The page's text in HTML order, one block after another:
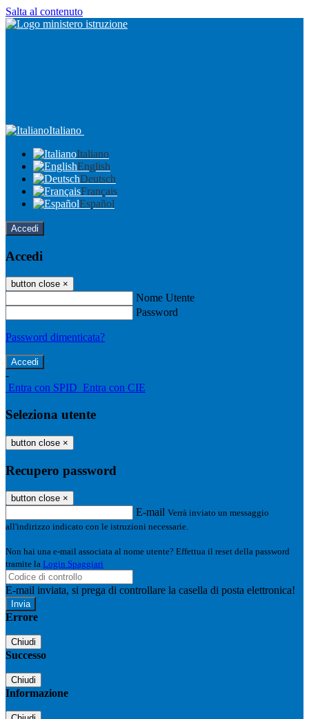
Salta al contenuto
Italiano
Italiano
English
Deutsch
Français
Español
Accedi
Accedi
button close ×
Nome Utente
Password
Password dimenticata?
-
Entra con SPID Entra con CIE
Seleziona utente
button close ×
Recupero password
button close ×
E-mail Verrà inviato un messaggio
all'indirizzo indicato con le istruzioni necessarie.
Non hai una e-mail associata al nome utente? Effettua il reset della password
tramite la Login Spaggiari
E-mail inviata, si prega di controllare la casella di posta elettronica!
Errore
Chiudi
Successo
Chiudi
Informazione